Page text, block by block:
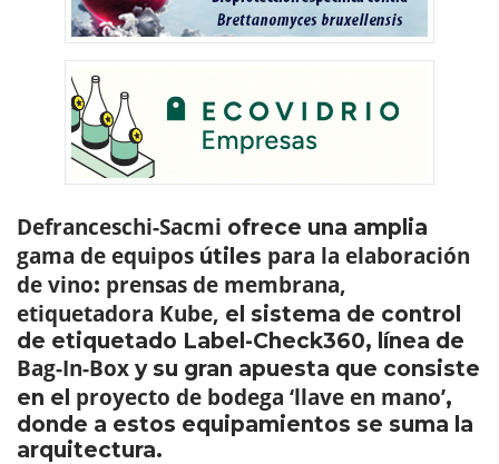
Defranceschi-Sacmi ofrece una amplia
gama de equipos útiles para la elaboración
de vino: prensas de membrana,
etiquetadora Kube, el sistema de control
de etiquetado Label-Check360, línea de
Bag-In-Box y su gran apuesta que consiste
en el proyecto de bodega ‘llave en mano’,
donde a estos equipamientos se suma la
arquitectura.